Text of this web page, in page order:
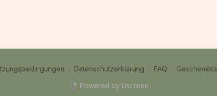
∙ Datenschutzerklärung ∙ FAQ ∙
Powered by Uscreen